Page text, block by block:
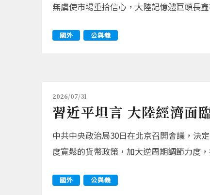
無虞使市場重拾信心，大陸記憶體巨頭長
國外 公與義
2026/07/31
習近平坦言 大陸經濟面
中共中央政治局30日在北京召開會議，決
度寬鬆的貨幣政策，加大逆周期調節力度
國外 公與義